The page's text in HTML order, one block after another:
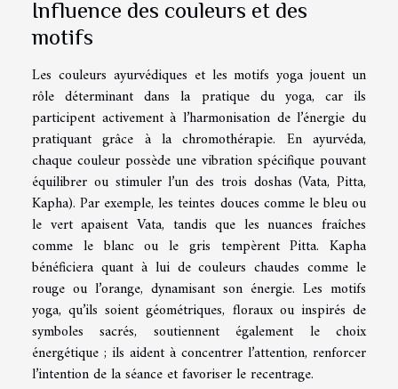
Influence des couleurs et des
motifs
Les couleurs ayurvédiques et les motifs yoga jouent un
rôle déterminant dans la pratique du yoga, car ils
participent activement à l’harmonisation de l’énergie du
pratiquant grâce à la chromothérapie. En ayurvéda,
chaque couleur possède une vibration spécifique pouvant
équilibrer ou stimuler l’un des trois doshas (Vata, Pitta,
Kapha). Par exemple, les teintes douces comme le bleu ou
le vert apaisent Vata, tandis que les nuances fraîches
comme le blanc ou le gris tempèrent Pitta. Kapha
bénéficiera quant à lui de couleurs chaudes comme le
rouge ou l’orange, dynamisant son énergie. Les motifs
yoga, qu’ils soient géométriques, floraux ou inspirés de
symboles sacrés, soutiennent également le choix
énergétique ; ils aident à concentrer l’attention, renforcer
l’intention de la séance et favoriser le recentrage.